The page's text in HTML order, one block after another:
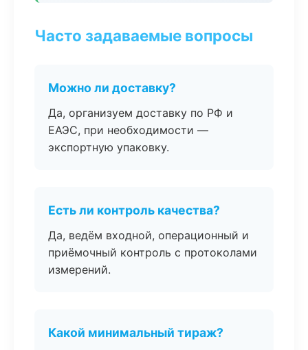
Часто задаваемые вопросы
Можно ли доставку?
Да, организуем доставку по РФ и
ЕАЭС, при необходимости —
экспортную упаковку.
Есть ли контроль качества?
Да, ведём входной, операционный и
приёмочный контроль с протоколами
измерений.
Какой минимальный тираж?